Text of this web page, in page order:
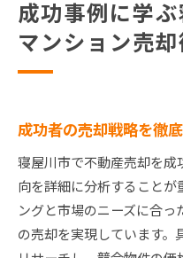
成功事例に学
マンション売
成功者の売却戦略を徹
寝屋川市で不動産売却を
向を詳細に分析することが
ングと市場のニーズに合
の売却を実現しています。